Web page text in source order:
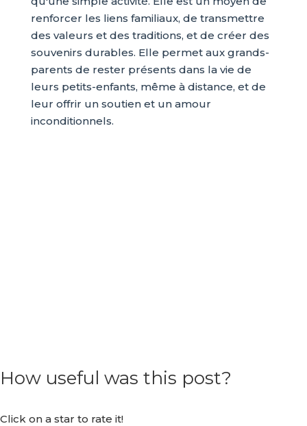
renforcer les liens familiaux, de transmettre
des valeurs et des traditions, et de créer des
souvenirs durables. Elle permet aux grands-
parents de rester présents dans la vie de
leurs petits-enfants, même à distance, et de
leur offrir un soutien et un amour
inconditionnels.
How useful was this post?
Click on a star to rate it!